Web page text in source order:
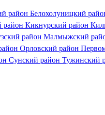
район Белохолуницкий
район Кикнурский район
район Малмыжский
Орловский район
Сунский район Тужинский